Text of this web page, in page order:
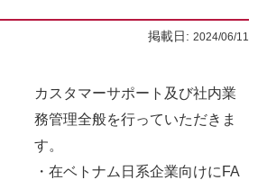
掲載日: 2024/06/11
カスタマーサポート及び社内業
務管理全般を行っていただきま
す。
・在ベトナム日系企業向けにFA